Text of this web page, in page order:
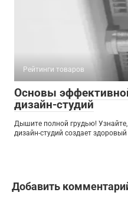
Рейтинги товаров
Основы
дизайн-студий
Дышите полной грудью!
дизайн-студий создает
Добавить